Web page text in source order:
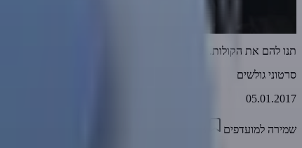
תנו להם את הקולות.. שיקלקלו את עם ישראל
סרטוני גולשים
05.01.2017
שמירה למועדפים